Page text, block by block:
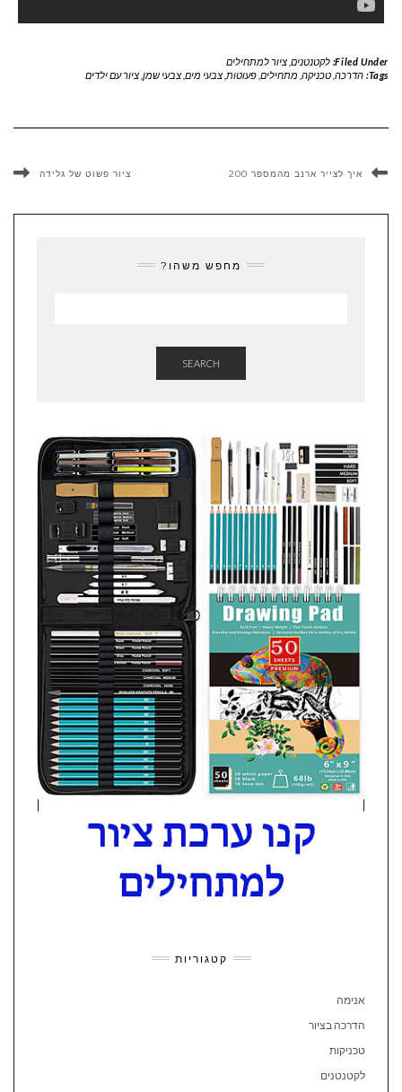
Filed Under: לקטנטנים, ציור למתחילים
Tags: הדרכה, טכניקה, מתחילים, פעוטות צבעי מים, צבעי שמן, ציור עם ילדים
איך לצייר ארנב מהמספר 200 ציור פשוט של גלידה
מחפש משהו?
SEARCH
קטגוריות
אנימה
הדרכה בציור
טכניקות
לקטנטנים